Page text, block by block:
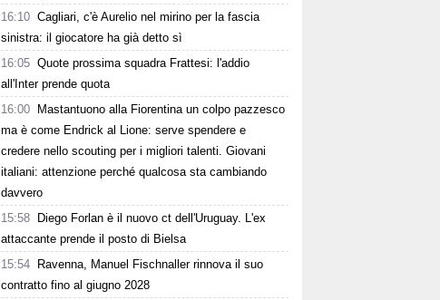
16:10 Cagliari, c'è Aurelio nel mirino per la fascia
sinistra: il giocatore ha già detto sì
16:05 Quote prossima squadra Frattesi: l'addio
all'Inter prende quota
16:00
Mastantuono alla Fiorentina un colpo pazzesco
ma è come Endrick al Lione: serve spendere e
credere nello scouting per i migliori talenti. Giovani
italiani: attenzione perché qualcosa sta cambiando
davvero
15:58
Diego Forlan è il nuovo ct dell'Uruguay. L'ex
attaccante prende il posto di Bielsa
15:54
Ravenna, Manuel Fischnaller rinnova il suo
contratto fino al giugno 2028